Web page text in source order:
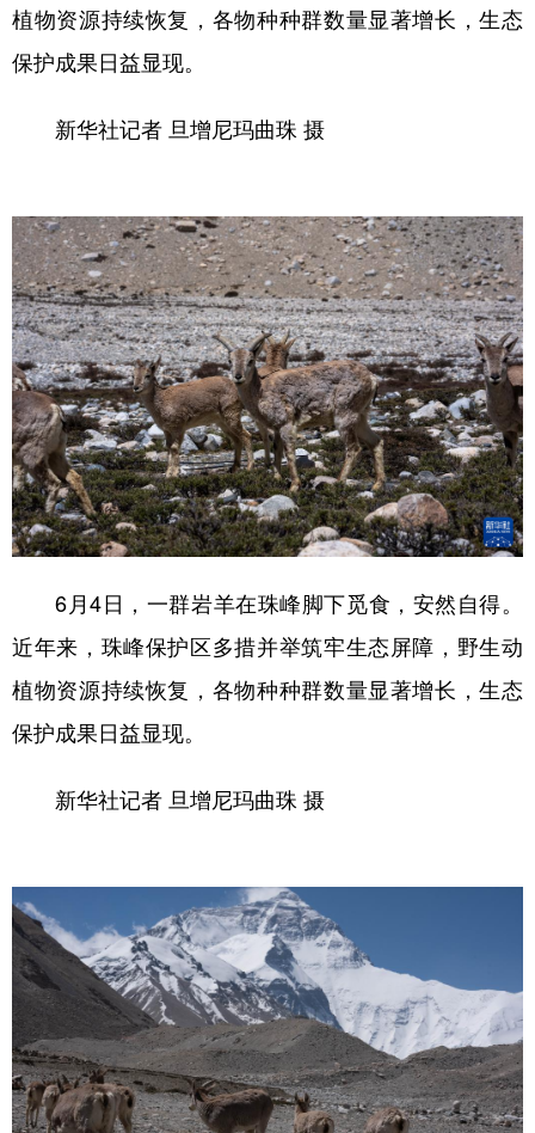
植物资源持续恢复，各物种种群数量显著增长，生态
保护成果日益显现。
新华社记者 旦增尼玛曲珠 摄
6月4日，一群岩羊在珠峰脚下觅食，安然自得。
近年来，珠峰保护区多措并举筑牢生态屏障，野生动
植物资源持续恢复，各物种种群数量显著增长，生态
保护成果日益显现。
新华社记者 旦增尼玛曲珠 摄